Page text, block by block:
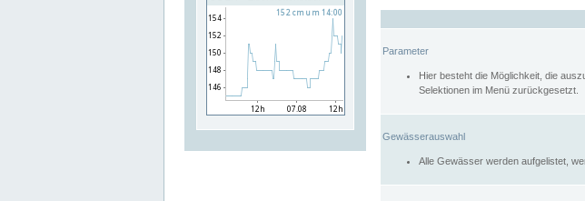
Parameter
Hier besteht die Möglichkeit, die
Selektionen im Menü zurückgesetzt.
Gewässerauswahl
Alle Gewässer werden aufgelistet,